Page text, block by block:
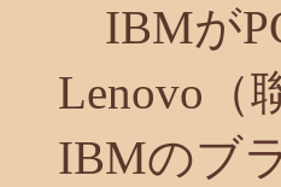
IBMが
Lenovo（
IBMのブ